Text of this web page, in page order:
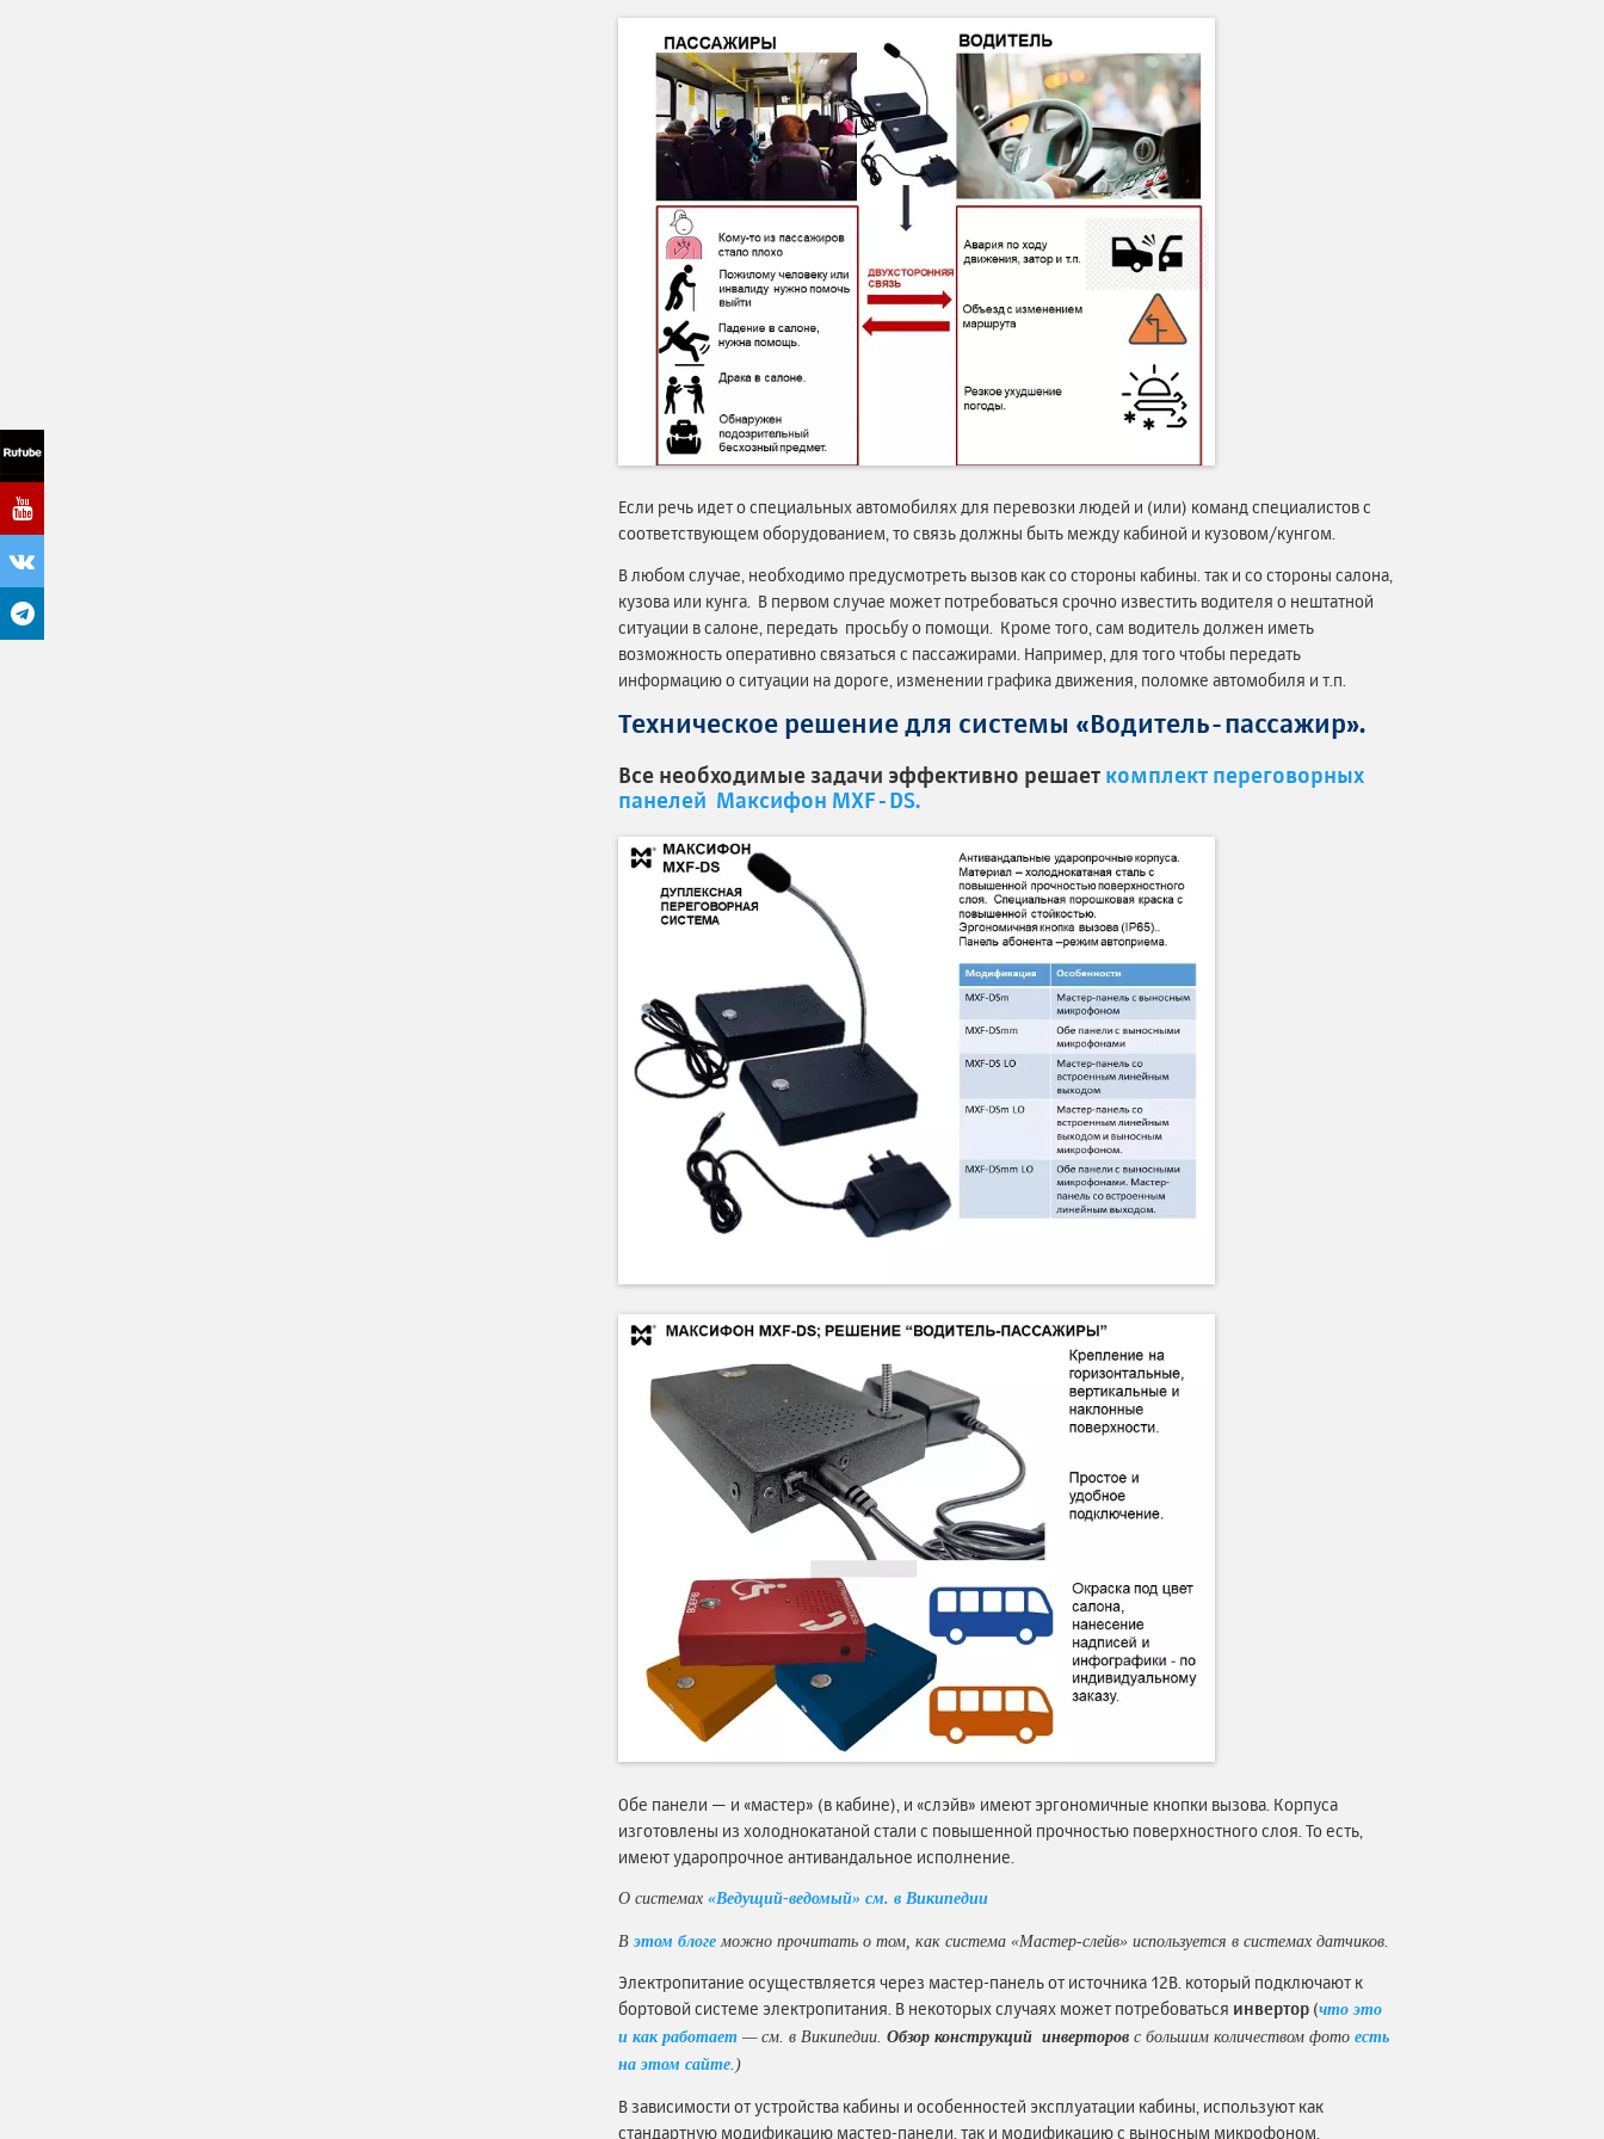
Если речь идет о специальных автомобилях для перевозки людей и (или) команд специалистов с
соответствующем оборудованием, то связь должны быть между кабиной и кузовом/кунгом.
В любом случае, необходимо предусмотреть вызов как со стороны кабины. так и со стороны салона,
кузова или кунга. В первом случае может потребоваться срочно известить водителя о нештатной
ситуации в салоне, передать просьбу о помощи. Кроме того, сам водитель должен иметь
возможность оперативно связаться с пассажирами. Например, для того чтобы передать
информацию о ситуации на дороге, изменении графика движения, поломке автомобиля и т.п.
Техническое решение для системы «Водитель-пассажир».
Все необходимые задачи эффективно решает комплект переговорных
панелей Максифон MXF-DS.
Обе панели — и «мастер» (в кабине), и «слэйв» имеют эргономичные кнопки вызова. Корпуса
изготовлены из холоднокатаной стали с повышенной прочностью поверхностного слоя. То есть,
имеют ударопрочное антивандальное исполнение.
О системах«Ведущий-ведомый» см. в Википедии
Вэтом блоге можно прочитать о том, как система «Мастер-слейв» используется в системах датчиков.
Электропитание осуществляется через мастер-панель от источника 12В. который подключают к
бортовой системе электропитания. В некоторых случаях может потребоваться инвертор (что это
и как работает — см. в Википедии.Обзор конструкций инверторов с большим количеством фотоесть
на этом сайте.)
В зависимости от устройства кабины и особенностей эксплуатации кабины, используют как
стандартную модификацию мастер-панели. так и модификацию с выносным микрофоном.